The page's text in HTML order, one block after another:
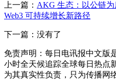
上一篇： AKG 生态：以公链
Web3 可持续增长新路径
下一篇：没有了
免责声明：每日电讯报中文版
小时全天候追踪全球每日热点
为其真实性负责，只为传播网